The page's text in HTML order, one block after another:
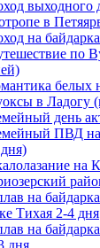
в
на
по
белых
в Ладогу
день
ПВД на
на
на
Тихая 2-4 дня
на
дня